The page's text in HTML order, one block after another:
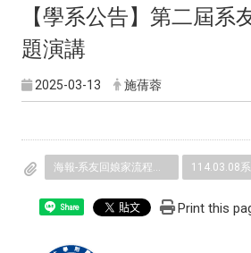
【學系公告】第二屆系
題演講
2025-03-13 施蒨蓉
海報-系友回娘家流程表.pdf
Share Print this